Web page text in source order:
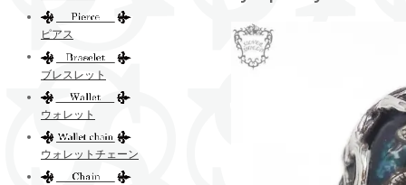
ピアス
ブレスレット
ウォレット
ウォレットチェーン